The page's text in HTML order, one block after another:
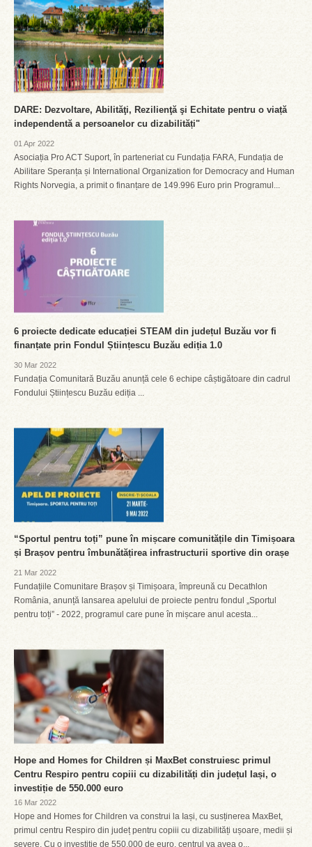
DARE: Dezvoltare, Abilităţi, Rezilienţă şi Echitate pentru o viață
independentă a persoanelor cu dizabilități"
01 Apr 2022
Asociația Pro ACT Suport, în parteneriat cu Fundația FARA, Fundația de
Abilitare Speranța și International Organization for Democracy and Human
Rights Norvegia, a primit o finanțare de 149.996 Euro prin Programul...
6 proiecte dedicate educației STEAM din județul Buzău vor fi
finanțate prin Fondul Științescu Buzău ediția 1.0
30 Mar 2022
Fundația Comunitară Buzău anunță cele 6 echipe câștigătoare din cadrul
Fondului Științescu Buzău ediția ...
“Sportul pentru toți” pune în mișcare comunitățile din Timișoara
și Brașov pentru îmbunătățirea infrastructurii sportive din orașe
21 Mar 2022
Fundațiile Comunitare Brașov și Timișoara, împreună cu Decathlon
România, anunță lansarea apelului de proiecte pentru fondul „Sportul
pentru toți” - 2022, programul care pune în mișcare anul acesta...
Hope and Homes for Children și MaxBet construiesc primul
Centru Respiro pentru copiii cu dizabilități din județul Iași, o
investiție de 550.000 euro
16 Mar 2022
Hope and Homes for Children va construi la Iași, cu susținerea MaxBet,
primul centru Respiro din județ pentru copiii cu dizabilități ușoare, medii și
severe. Cu o investiție de 550.000 de euro, centrul va avea o...